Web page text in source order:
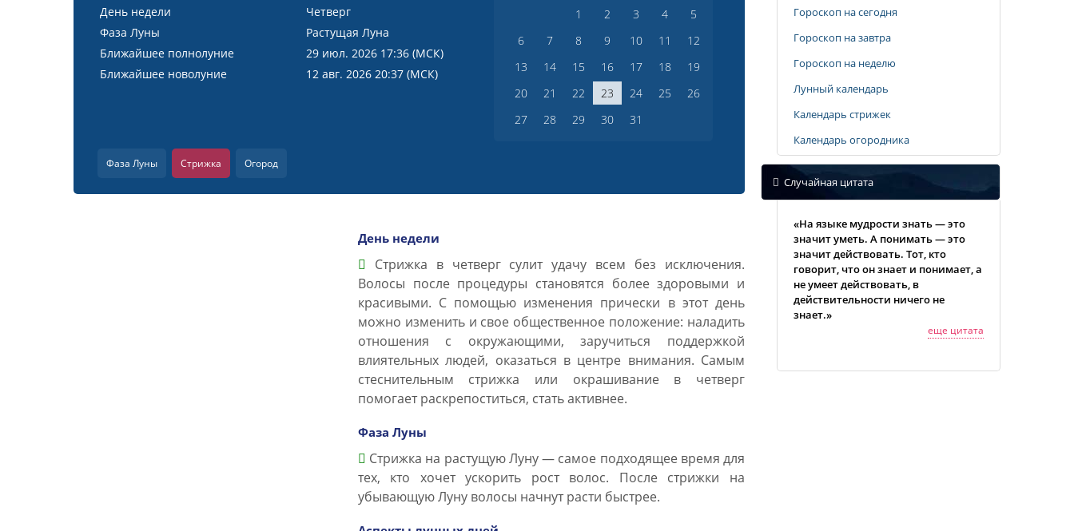
День недели
Четверг
Фаза Луны
Растущая Луна
Ближайшее полнолуние
29 июл. 2026 17:36 (МСК)
Ближайшее новолуние
12 авг. 2026 20:37 (МСК)
1
2 3 4
5
6
7 8 9 10 11
12
13
14 15 16 17 18
19
20
21 22 23 24 25
26
27
28 29 30 31
Фаза Луны Стрижка Огород
День недели
Cтрижка в четверг сулит удачу всем без исключения.
Волосы после процедуры становятся более здоровыми и
красивыми. С помощью изменения прически в этот день
можно изменить и свое общественное положение: наладить
отношения с окружающими, заручиться поддержкой
влиятельных людей, оказаться в центре внимания. Самым
стеснительным стрижка или окрашивание в четверг
помогает раскрепоститься, стать активнее.
Фаза Луны
Стрижка на растущую Луну — самое подходящее время для
тех, кто хочет ускорить рост волос. После стрижки на
убывающую Луну волосы начнут расти быстрее.
Гороскоп на сегодня
Гороскоп на завтра
Гороскоп на неделю
Лунный календарь
Календарь стрижек
Календарь огородника
Случайная цитата
«На языке мудрости знать — это
значит уметь. А понимать — это
значит действовать. Тот, кто
говорит, что он знает и понимает, а
не умеет действовать, в
действительности ничего не
знает.»
еще цитата